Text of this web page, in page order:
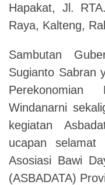
Hapakat, Jl.
Raya, Kalteng,
Sambutan
Sugianto Sabran
Windanarni
kegiatan
ucapan
Asosiasi Bawi
(ASBADATA)